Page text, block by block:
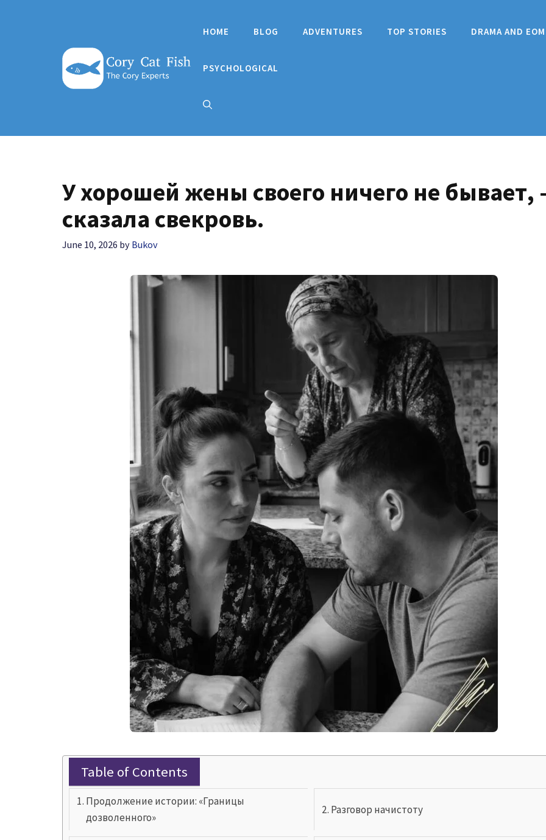
HOME BLOG ADVENTURES TOP STORIES DRAMA AND
PSYCHOLOGICAL
У хорошей жены своего ничего не бывает,
сказала свекровь.
June 10, 2026 by Bukov
Table of Contents
Продолжение истории: «Границы
дозволенного»
Разговор начистоту